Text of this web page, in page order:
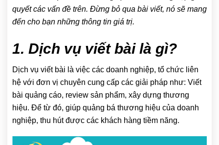
quyết các vấn đề trên. Đừng bỏ qua bài viết, nó sẽ mang
đến cho bạn những thông tin giá trị.
1. Dịch vụ viết bài là gì?
Dịch vụ viết bài là việc các doanh nghiệp, tổ chức liên
hệ với đơn vị chuyên cung cấp các giải pháp như: Viết
bài quảng cáo, review sản phẩm, xây dựng thương
hiệu. Để từ đó, giúp quảng bá thương hiệu của doanh
nghiệp, thu hút được các khách hàng tiềm năng.